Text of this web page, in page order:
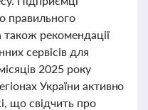
правильного
також рекомендації
сервісів для
2025 року
України активно
що свідчить про